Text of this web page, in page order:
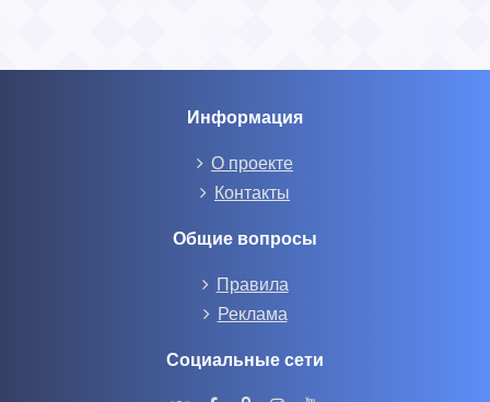
Информация
О проекте
Контакты
Общие вопросы
Правила
Реклама
Социальные сети